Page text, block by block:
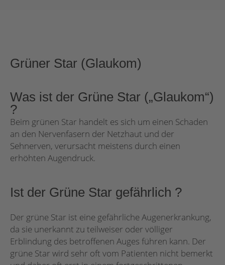
Grüner Star (Glaukom)
Was ist der Grüne Star („Glaukom“)
?
Beim grünen Star handelt es sich um einen Schaden
an den Nervenfasern der Netzhaut und der
Sehnerven, verursacht meistens durch einen
erhöhten Augendruck.
Ist der Grüne Star gefährlich ?
Der grüne Star ist eine gefährliche Augenerkrankung,
da sie unerkannt zu teilweiser oder völliger
Erblindung des betroffenen Auges führen kann. Der
grüne Star wird sehr oft vom Patienten nicht bemerkt